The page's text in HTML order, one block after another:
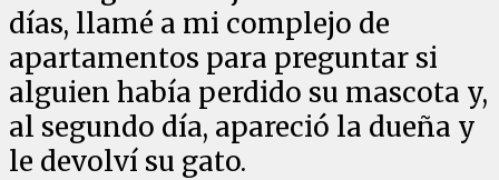
días, llamé a mi complejo de
apartamentos para preguntar si
alguien había perdido su mascota y,
al segundo día, apareció la dueña y
le devolví su gato.